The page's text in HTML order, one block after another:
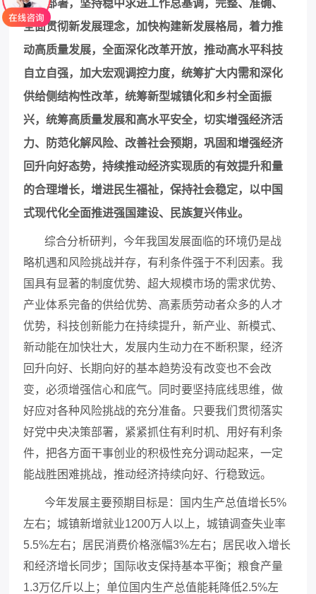
会议部署，坚持稳中求进工作总基调，完整、准确、
全面贯彻新发展理念，加快构建新发展格局，着力推
动高质量发展，全面深化改革开放，推动高水平科技
自立自强，加大宏观调控力度，统筹扩大内需和深化
供给侧结构性改革，统筹新型城镇化和乡村全面振
兴，统筹高质量发展和高水平安全，切实增强经济活
力、防范化解风险、改善社会预期，巩固和增强经济
回升向好态势，持续推动经济实现质的有效提升和量
的合理增长，增进民生福祉，保持社会稳定，以中国
式现代化全面推进强国建设、民族复兴伟业。
综合分析研判，今年我国发展面临的环境仍是战
略机遇和风险挑战并存，有利条件强于不利因素。我
国具有显著的制度优势、超大规模市场的需求优势、
产业体系完备的供给优势、高素质劳动者众多的人才
优势，科技创新能力在持续提升，新产业、新模式、
新动能在加快壮大，发展内生动力在不断积聚，经济
回升向好、长期向好的基本趋势没有改变也不会改
变，必须增强信心和底气。同时要坚持底线思维，做
好应对各种风险挑战的充分准备。只要我们贯彻落实
好党中央决策部署，紧紧抓住有利时机、用好有利条
件，把各方面干事创业的积极性充分调动起来，一定
能战胜困难挑战，推动经济持续向好、行稳致远。
今年发展主要预期目标是：国内生产总值增长5%
左右；城镇新增就业1200万人以上，城镇调查失业率
5.5%左右；居民消费价格涨幅3%左右；居民收入增长
和经济增长同步；国际收支保持基本平衡；粮食产量
1.3万亿斤以上；单位国内生产总值能耗降低2.5%左